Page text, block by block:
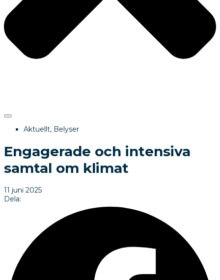
Aktuellt, Belyser
Engagerade och intensiva
samtal om klimat
11 juni 2025
Dela: